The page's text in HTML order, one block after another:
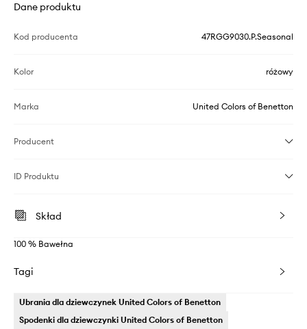
Dane produktu
Kod producenta 47RGG9030.P.Seasonal
Kolor różowy
Marka United Colors of Benetton
Producent
ID Produktu
Skład
100 % Bawełna
Tagi
Ubrania dla dziewczynek United Colors of Benetton
Spodenki dla dziewczynki United Colors of Benetton